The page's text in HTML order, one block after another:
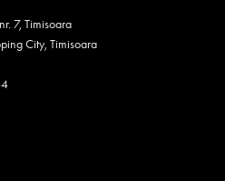
7, Timisoara
City, Timisoara